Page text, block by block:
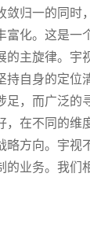
敛归一的同时
富化。这是一
的主旋律。宇
持自身的定位
足，而广泛的
，在不同的维
略方向。宇视
的业务。我们